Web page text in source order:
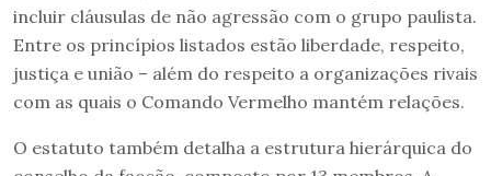
incluir cláusulas de não agressão com o grupo paulista.
Entre os princípios listados estão liberdade, respeito,
justiça e união – além do respeito a organizações rivais
com as quais o Comando Vermelho mantém relações.
O estatuto também detalha a estrutura hierárquica do